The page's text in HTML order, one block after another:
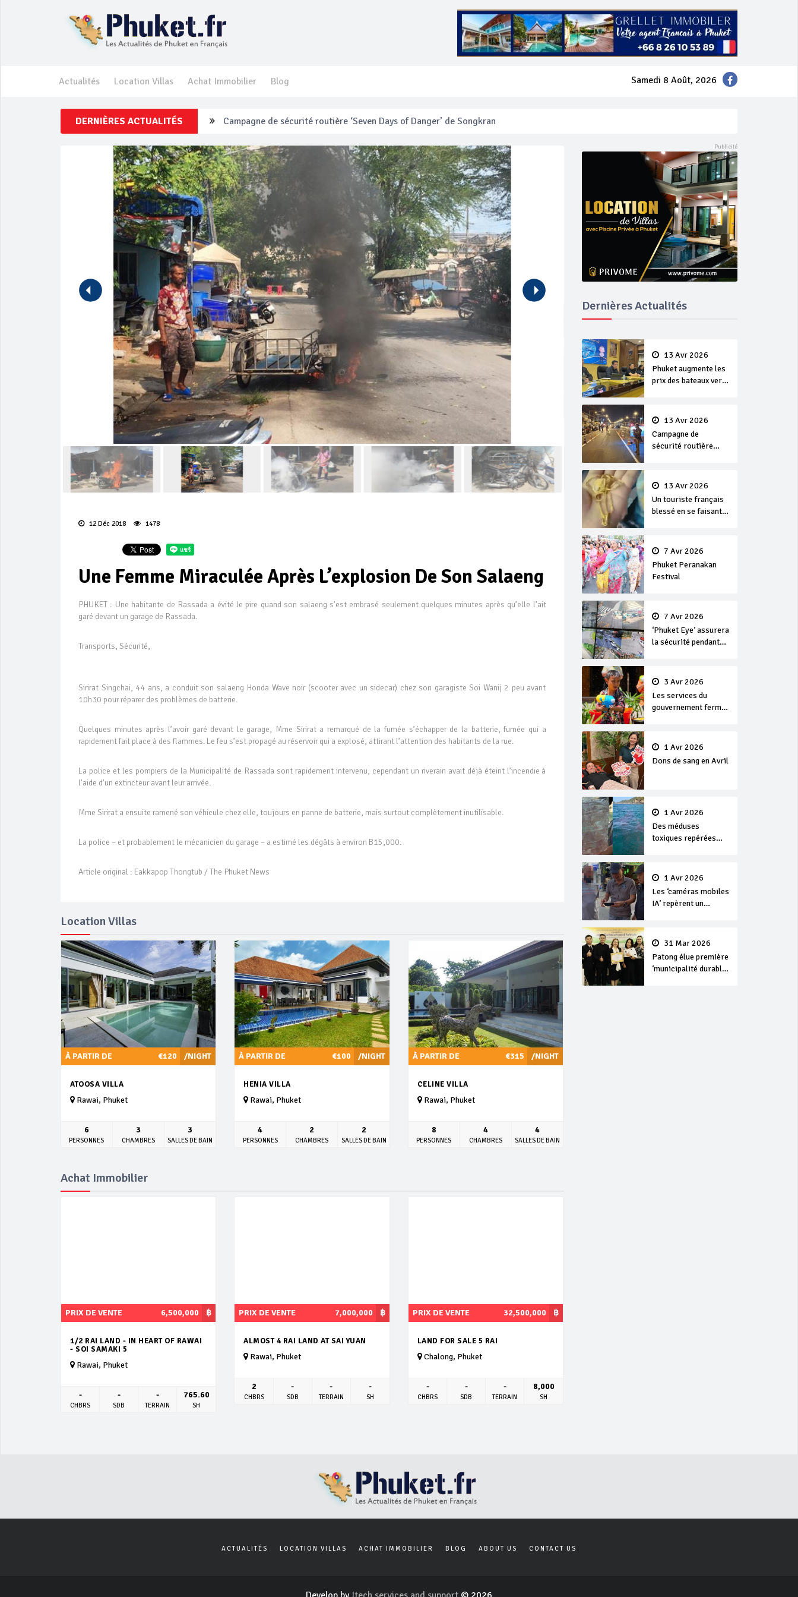
Actualités Location Villas Achat Immobilier Blog Samedi 8 Août, 2026
DERNIÈRES ACTUALITÉS Un touriste français blessé en se faisant arracher son collier en or
Phuket Peranakan Festival
‘Phuket Eye’ assurera la sécurité pendant Songkran
Phuket augmente les prix des bateaux vers Koh Phi Phi et des excursions en mer
Campagne de sécurité routière ‘Seven Days of Danger’ de Songkran
12 Déc 2018 1478
Une Femme Miraculée Après L’explosion De Son Salaeng
PHUKET : Une habitante de Rassada a évité le pire quand son salaeng s’est embrasé seulement quelques minutes après qu’elle l’ait
garé devant un garage de Rassada.
Transports, Sécurité,
Sirirat Singchai, 44 ans, a conduit son salaeng Honda Wave noir (scooter avec un sidecar) chez son garagiste Soi Wanij 2 peu avant
10h30 pour réparer des problèmes de batterie.
Quelques minutes après l’avoir garé devant le garage, Mme Sirirat a remarqué de la fumée s’échapper de la batterie, fumée qui a
rapidement fait place à des flammes. Le feu s’est propagé au réservoir qui a explosé, attirant l’attention des habitants de la rue.
La police et les pompiers de la Municipalité de Rassada sont rapidement intervenu, cependant un riverain avait déjà éteint l’incendie à
l’aide d’un extincteur avant leur arrivée.
Mme Sirirat a ensuite ramené son véhicule chez elle, toujours en panne de batterie, mais surtout complètement inutilisable.
La police – et probablement le mécanicien du garage – a estimé les dégâts à environ B15,000.
Article original : Eakkapop Thongtub / The Phuket News
Dernières Actualités
13 Avr 2026
Phuket augmente les
prix des bateaux vers
13 Avr 2026
Campagne de
sécurité routière
13 Avr 2026
Un touriste français
blessé en se faisant
7 Avr 2026
Phuket Peranakan
Festival
7 Avr 2026
‘Phuket Eye’ assurera
la sécurité pendant
3 Avr 2026
Les services du
gouvernement fermés
Songkran
1 Avr 2026
Dons de sang en Avril
1 Avr 2026
Des méduses
toxiques repérées
1 Avr 2026
Les ‘caméras mobiles
IA’ repèrent un
séjour31 Mar 2026
Patong élue première
‘municipalité durable’
Location Villas
/NIGHT
À PARTIR DE €120
ATOOSA VILLA
Rawai, Phuket
6
PERSONNES
3
CHAMBRES
3
SALLES DE BAIN
/NIGHT
À PARTIR DE €100
HENIA VILLA
Rawai, Phuket
4
PERSONNES
2
CHAMBRES
2
SALLES DE BAIN
/NIGHT
À PARTIR DE €315
CELINE VILLA
Rawai, Phuket
8
PERSONNES
4
CHAMBRES
4
SALLES DE BAIN
Achat Immobilier
฿
PRIX DE VENTE 6,500,000
1/2 RAI LAND - IN HEART OF RAWAI
- SOI SAMAKI 5
Rawai, Phuket
-
CHBRS
-
SDB
-
TERRAIN
765.60
SH
฿
PRIX DE VENTE 7,000,000
ALMOST 4 RAI LAND AT SAI YUAN
Rawai, Phuket
2
CHBRS
-
SDB
-
TERRAIN
-
SH
฿
PRIX DE VENTE 32,500,000
LAND FOR SALE 5 RAI
Chalong, Phuket
-
CHBRS
-
SDB
-
TERRAIN
8,000
SH
ACTUALITÉS LOCATION VILLAS ACHAT IMMOBILIER BLOG ABOUT US CONTACT US